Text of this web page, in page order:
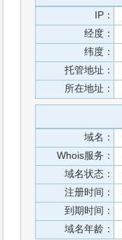
IP：
经度：
纬度：
托管地址：
所在地址：
域名：
Whois服务：
域名状态：
注册时间：
到期时间：
域名年龄：